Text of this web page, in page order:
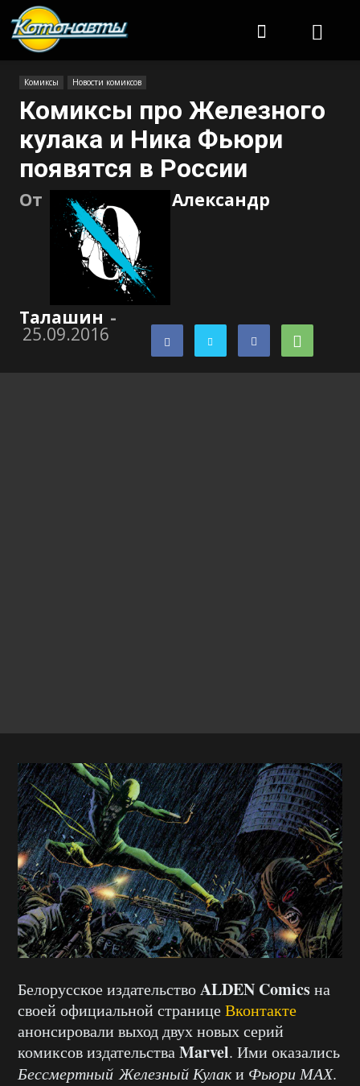
Комиксы Новости комиксов
Комиксы про Железного
кулака и Ника Фьюри
появятся в России
От Александр
Талашин -
25.09.2016
Белорусское издательствоALDEN Comicsна
своей официальной страницеВконтакте
анонсировали выход двух новых серий
комиксов издательстваMarvel. Ими оказались
Бессмертный Железный Кулаки Фьюри МАХ.